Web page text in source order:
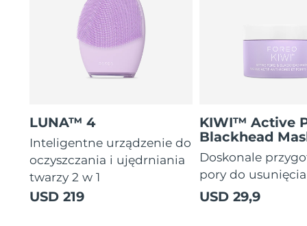
LUNA™ 4
Inteligentne urządzenie do
oczyszczania i ujędrniania
twarzy 2 w 1
USD 219
KIWI™ Active
Blackhead
Doskonale
pory do
USD 29,9